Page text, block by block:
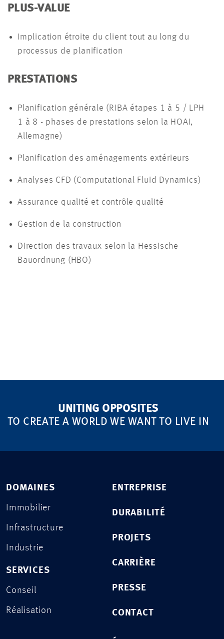
PLUS-VALUE
Implication étroite du client tout au long du
processus de planification
PRESTATIONS
Planification générale (RIBA étapes 1 à 5 / LPH
1 à 8 - phases de prestations selon la HOAI,
Allemagne)
Planification des aménagements extérieurs
Analyses CFD (Computational Fluid Dynamics)
Assurance qualité et contrôle qualité
Gestion de la construction
Direction des travaux selon la Hessische
Bauordnung (HBO)
UNITING OPPOSITES
TO CREATE A WORLD WE WANT TO LIVE IN
DOMAINES
Immobilier
Infrastructure
Industrie
SERVICES
Conseil
Réalisation
ENTREPRISE
DURABILITÉ
PROJETS
CARRIÈRE
PRESSE
CONTACT